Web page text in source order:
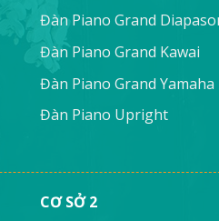
Đàn Piano Grand
Đàn Piano Grand Kawai
Đàn Piano Grand Yamaha
Đàn Piano Upright
CƠ SỞ 2